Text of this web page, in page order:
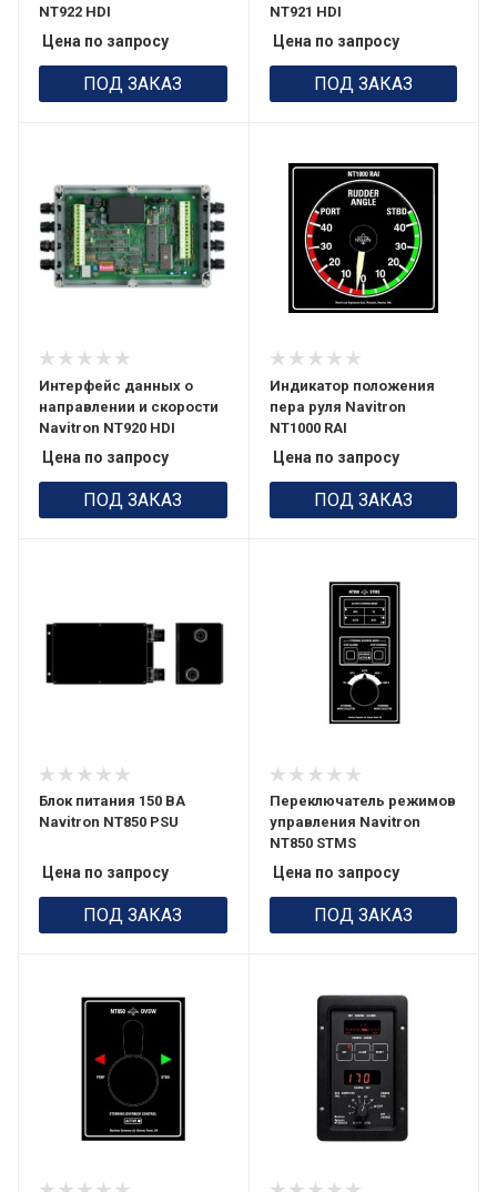
NT922 HDI
Цена по запросу
ПОД ЗАКАЗ
NT921 HDI
Цена по запросу
ПОД ЗАКАЗ
Интерфейс данных о
направлении и скорости
Navitron NT920 HDI
Цена по запросу
ПОД ЗАКАЗ
Индикатор положения
пера руля Navitron
NT1000 RAI
Цена по запросу
ПОД ЗАКАЗ
Блок питания 150 ВА
Navitron NT850 PSU
Цена по запросу
ПОД ЗАКАЗ
Переключатель режимов
управления Navitron
NT850 STMS
Цена по запросу
ПОД ЗАКАЗ